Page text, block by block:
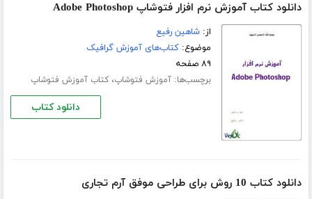
دانلود کتاب آموزش نرم افزار فتوشاپ Adobe Photoshop
از:شاهین رفیع
موضوع:کتاب‌های آموزش گرافیک
۸۹ صفحه
برچسب‌ها:آموزش فتوشاپ،کتاب آموزش فتوشاپ
دانلود کتاب
دانلود کتاب 10 روش برای طراحی موفق آرم تجاری